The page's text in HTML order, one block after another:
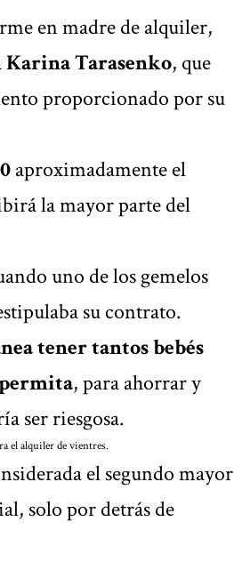
en madre de alquiler,
Karina Tarasenko, que
proporcionado por su
aproximadamente el
la mayor parte del
uno de los gemelos
su contrato.
tener tantos bebés
, para ahorrar y
ser riesgosa.
el alquiler de vientres.
el segundo mayor
solo por detrás de